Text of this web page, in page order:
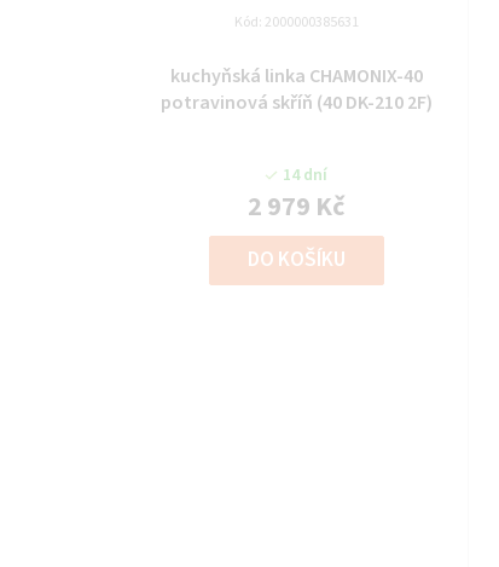
kuchyňská linka CHAMONIX-40
potravinová skříň (40 DK-210 2F)
14 dní
2 979 Kč
DO KOŠÍKU
Kód: 2000000385631